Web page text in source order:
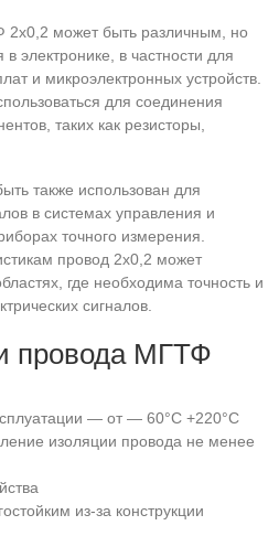
может быть различным, но
электронике, в частности для
и микроэлектронных устройств.
для соединения
таких как резисторы,
также использован для
в системах управления и
точного измерения.
провод 2х0,2 может
где необходима точность и
сигналов.
провода МГТФ
— от — 60°С +220°С
изоляции провода не менее
из-за конструкции